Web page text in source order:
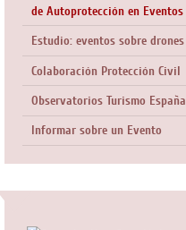
de Autoprotección en Eventos
Estudio: eventos sobre drones
Colaboración Protección Civil
Observatorios Turismo España
Informar sobre un Evento